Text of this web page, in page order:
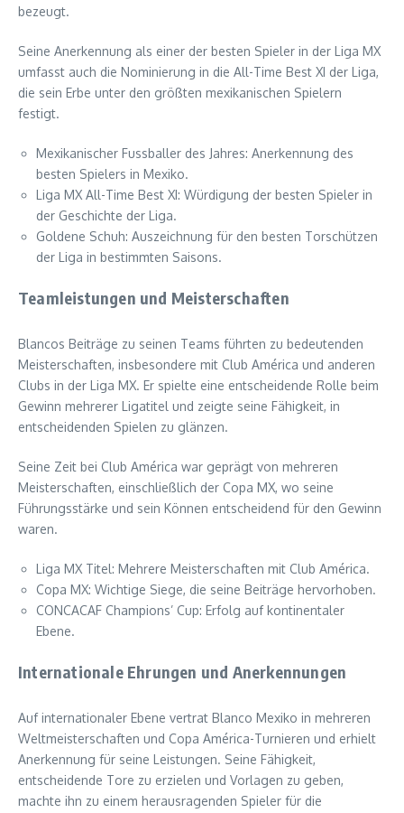
bezeugt.
Seine Anerkennung als einer der besten Spieler in der Liga MX
umfasst auch die Nominierung in die All-Time Best XI der Liga,
die sein Erbe unter den größten mexikanischen Spielern
festigt.
Mexikanischer Fussballer des Jahres: Anerkennung des
besten Spielers in Mexiko.
Liga MX All-Time Best XI: Würdigung der besten Spieler in
der Geschichte der Liga.
Goldene Schuh: Auszeichnung für den besten Torschützen
der Liga in bestimmten Saisons.
Teamleistungen und Meisterschaften
Blancos Beiträge zu seinen Teams führten zu bedeutenden
Meisterschaften, insbesondere mit Club América und anderen
Clubs in der Liga MX. Er spielte eine entscheidende Rolle beim
Gewinn mehrerer Ligatitel und zeigte seine Fähigkeit, in
entscheidenden Spielen zu glänzen.
Seine Zeit bei Club América war geprägt von mehreren
Meisterschaften, einschließlich der Copa MX, wo seine
Führungsstärke und sein Können entscheidend für den Gewinn
waren.
Liga MX Titel: Mehrere Meisterschaften mit Club América.
Copa MX: Wichtige Siege, die seine Beiträge hervorhoben.
CONCACAF Champions’ Cup: Erfolg auf kontinentaler
Ebene.
Internationale Ehrungen und Anerkennungen
Auf internationaler Ebene vertrat Blanco Mexiko in mehreren
Weltmeisterschaften und Copa América-Turnieren und erhielt
Anerkennung für seine Leistungen. Seine Fähigkeit,
entscheidende Tore zu erzielen und Vorlagen zu geben,
machte ihn zu einem herausragenden Spieler für die